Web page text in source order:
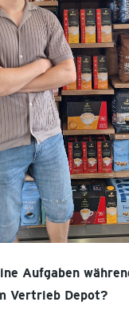
Aufgaben
Vertrieb Depot?